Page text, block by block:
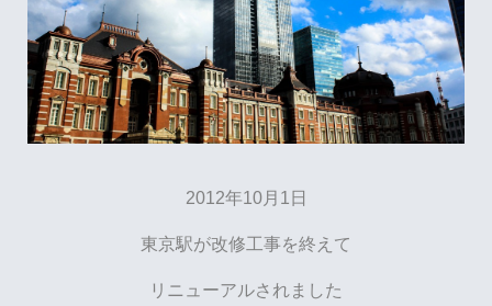
2012年10月1日
東京駅が改修工事を終えて
リニューアルされました